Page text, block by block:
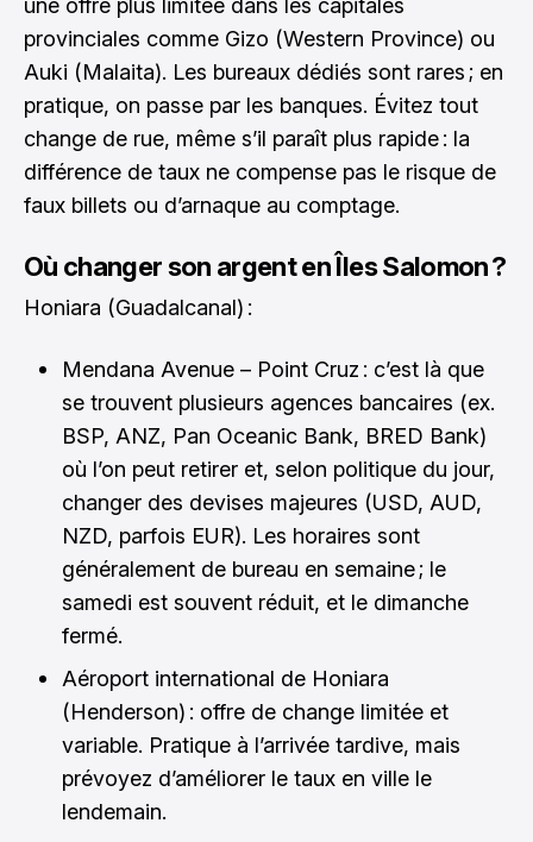
une offre plus limitée dans les capitales
provinciales comme Gizo (Western Province) ou
Auki (Malaita). Les bureaux dédiés sont rares ; en
pratique, on passe par les banques. Évitez tout
change de rue, même s’il paraît plus rapide : la
différence de taux ne compense pas le risque de
faux billets ou d’arnaque au comptage.
Où changer son argent en Îles Salomon ?
Honiara (Guadalcanal) :
Mendana Avenue – Point Cruz : c’est là que
se trouvent plusieurs agences bancaires (ex.
BSP, ANZ, Pan Oceanic Bank, BRED Bank)
où l’on peut retirer et, selon politique du jour,
changer des devises majeures (USD, AUD,
NZD, parfois EUR). Les horaires sont
généralement de bureau en semaine ; le
samedi est souvent réduit, et le dimanche
fermé.
Aéroport international de Honiara
(Henderson) : offre de change limitée et
variable. Pratique à l’arrivée tardive, mais
prévoyez d’améliorer le taux en ville le
lendemain.